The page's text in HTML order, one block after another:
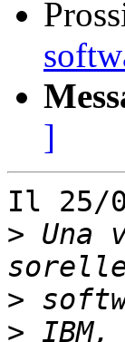
]
Il 25/
> Una
>
>